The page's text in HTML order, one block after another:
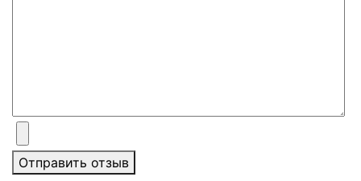
Отправить отзыв